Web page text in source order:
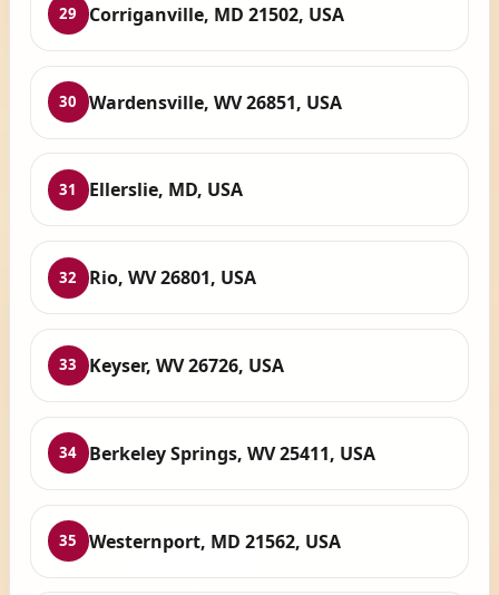
29 Corriganville, MD 21502, USA
30 Wardensville, WV 26851, USA
31 Ellerslie, MD, USA
32 Rio, WV 26801, USA
33 Keyser, WV 26726, USA
34 Berkeley Springs, WV 25411, USA
35 Westernport, MD 21562, USA